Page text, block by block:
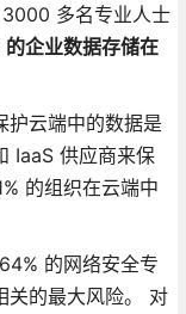
多名专业人士
企业数据存储在
护云端中的数据是
IaaS 供应商来保
的组织在云端中
的网络安全专
关的最大风险。 对